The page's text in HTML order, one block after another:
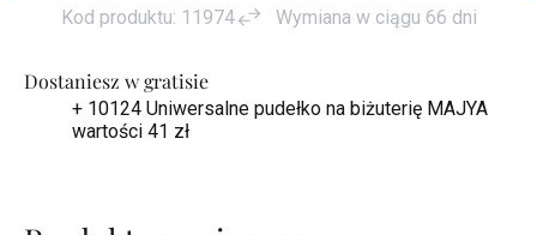
Dostaniesz w gratisie
+ 10124 Uniwersalne pudełko na biżuterię MAJYA
wartości 41 zł
Kod produktu: 11974 Wymiana w ciągu 66 dni